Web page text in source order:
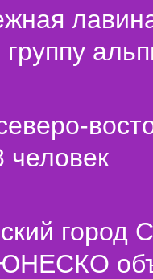
человек
город